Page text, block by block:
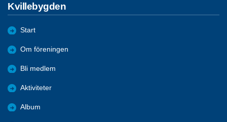
Kvillebygden
Start
Om föreningen
Bli medlem
Aktiviteter
Album